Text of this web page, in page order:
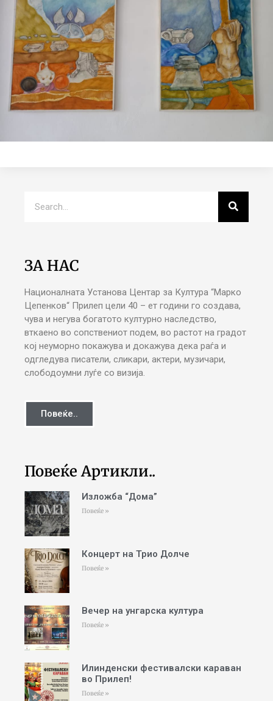
ЗА НАС
Националната Установа Центар за Култура “Марко
Цепенков“ Прилеп цели 40 – ет години го создава,
чува и негува богатото културно наследство,
вткаено во сопствениот подем, во растот на градот
кој неуморно покажува и докажува дека раѓа и
одгледува писатели, сликари, актери, музичари,
слободоумни луѓе со визија.
Повеќе..
Повеќе Артикли..
Изложба “Дома”
Повеќе »
Концерт на Трио Долче
Повеќе »
Вечер на унгарска култура
Повеќе »
Илинденски фестивалски караван
во Прилеп!
Повеќе »